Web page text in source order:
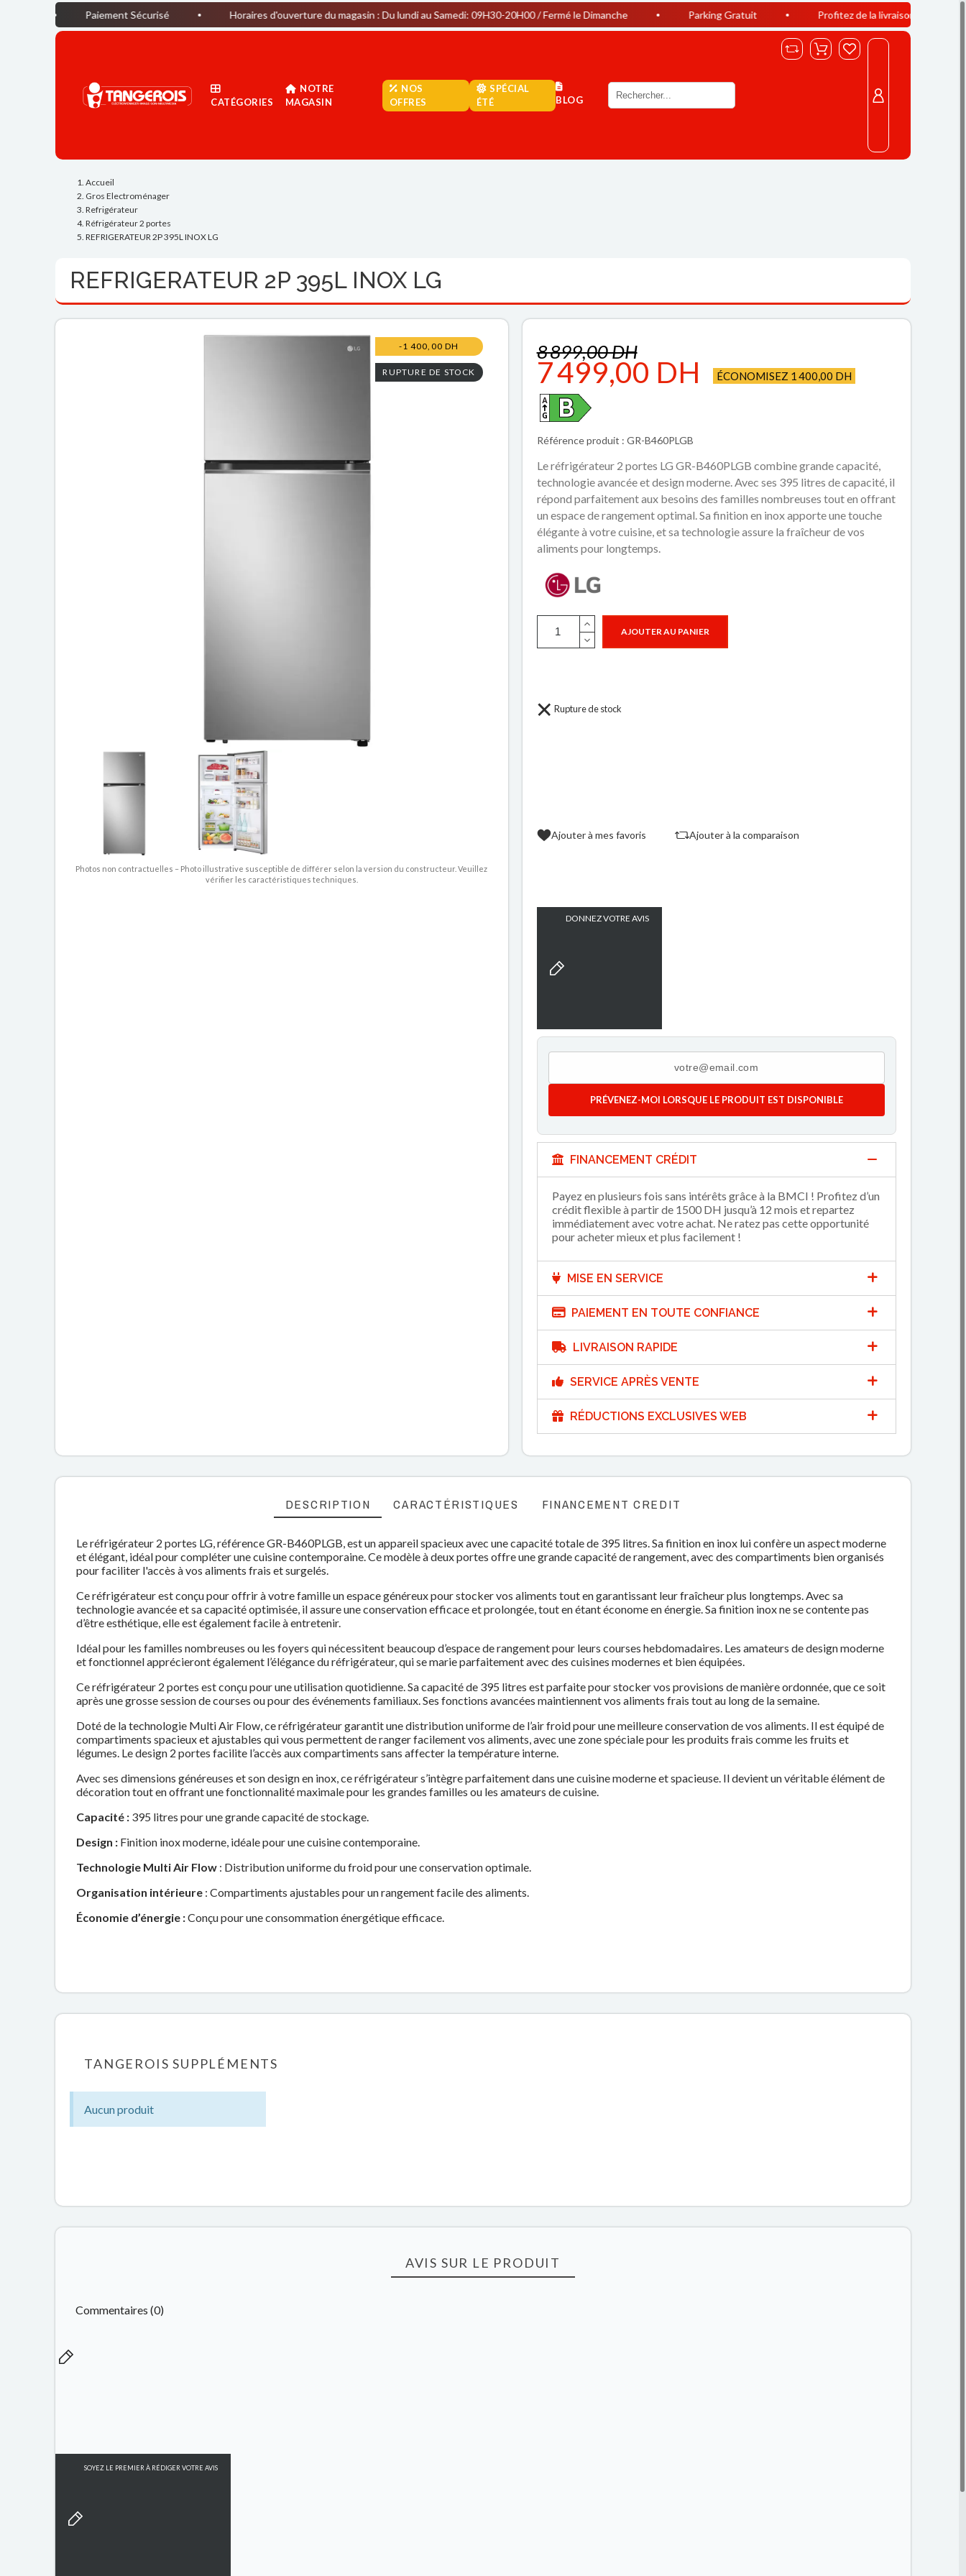
Paiement Sécurisé Horaires d'ouverture du magasin : Du lundi au Samedi: 09H30-20H00 / Fermé le Dimanche Parking Gratuit Profitez de la livraison offerte à Casablanca
CATÉGORIES
NOTRE
MAGASIN
NOS
OFFRES
SPÉCIAL
ÉTÉ
BLOG
Accueil
Gros Electroménager
Refrigérateur
Réfrigérateur 2 portes
REFRIGERATEUR 2P 395L INOX LG
REFRIGERATEUR 2P 395L INOX LG
-1 400,00 DH
RUPTURE DE STOCK
Photos non contractuelles – Photo illustrative susceptible de différer selon la version du constructeur. Veuillez
vérifier les caractéristiques techniques.
8 899,00 DH
7 499,00 DH ÉCONOMISEZ 1 400,00 DH
Référence produit : GR-B460PLGB
Le réfrigérateur 2 portes LG GR-B460PLGB combine grande capacité,
technologie avancée et design moderne. Avec ses 395 litres de capacité, il
répond parfaitement aux besoins des familles nombreuses tout en offrant
un espace de rangement optimal. Sa finition en inox apporte une touche
élégante à votre cuisine, et sa technologie assure la fraîcheur de vos
aliments pour longtemps.
AJOUTER AU PANIER
Rupture de stock
Ajouter à mes favoris Ajouter à la comparaison
DONNEZ VOTRE AVIS
PRÉVENEZ-MOI LORSQUE LE PRODUIT EST DISPONIBLE
FINANCEMENT CRÉDIT
Payez en plusieurs fois sans intérêts grâce à la BMCI ! Profitez d’un
crédit flexible à partir de 1500 DH jusqu’à 12 mois et repartez
immédiatement avec votre achat. Ne ratez pas cette opportunité
pour acheter mieux et plus facilement !
MISE EN SERVICE
PAIEMENT EN TOUTE CONFIANCE
LIVRAISON RAPIDE
SERVICE APRÈS VENTE
RÉDUCTIONS EXCLUSIVES WEB
DESCRIPTION CARACTÉRISTIQUES FINANCEMENT CREDIT
Le réfrigérateur 2 portes LG, référence GR-B460PLGB, est un appareil spacieux avec une capacité totale de 395 litres. Sa finition en inox lui confère un aspect moderne
et élégant, idéal pour compléter une cuisine contemporaine. Ce modèle à deux portes offre une grande capacité de rangement, avec des compartiments bien organisés
pour faciliter l'accès à vos aliments frais et surgelés.
Ce réfrigérateur est conçu pour offrir à votre famille un espace généreux pour stocker vos aliments tout en garantissant leur fraîcheur plus longtemps. Avec sa
technologie avancée et sa capacité optimisée, il assure une conservation efficace et prolongée, tout en étant économe en énergie. Sa finition inox ne se contente pas
d’être esthétique, elle est également facile à entretenir.
Idéal pour les familles nombreuses ou les foyers qui nécessitent beaucoup d’espace de rangement pour leurs courses hebdomadaires. Les amateurs de design moderne
et fonctionnel apprécieront également l’élégance du réfrigérateur, qui se marie parfaitement avec des cuisines modernes et bien équipées.
Ce réfrigérateur 2 portes est conçu pour une utilisation quotidienne. Sa capacité de 395 litres est parfaite pour stocker vos provisions de manière ordonnée, que ce soit
après une grosse session de courses ou pour des événements familiaux. Ses fonctions avancées maintiennent vos aliments frais tout au long de la semaine.
Doté de la technologie Multi Air Flow, ce réfrigérateur garantit une distribution uniforme de l’air froid pour une meilleure conservation de vos aliments. Il est équipé de
compartiments spacieux et ajustables qui vous permettent de ranger facilement vos aliments, avec une zone spéciale pour les produits frais comme les fruits et
légumes. Le design 2 portes facilite l’accès aux compartiments sans affecter la température interne.
Avec ses dimensions généreuses et son design en inox, ce réfrigérateur s’intègre parfaitement dans une cuisine moderne et spacieuse. Il devient un véritable élément de
décoration tout en offrant une fonctionnalité maximale pour les grandes familles ou les amateurs de cuisine.
Capacité : 395 litres pour une grande capacité de stockage.
Design : Finition inox moderne, idéale pour une cuisine contemporaine.
Technologie Multi Air Flow : Distribution uniforme du froid pour une conservation optimale.
Organisation intérieure : Compartiments ajustables pour un rangement facile des aliments.
Économie d’énergie :Conçu pour une consommation énergétique efficace.
TANGEROIS SUPPLÉMENTS
Aucun produit
AVIS SUR LE PRODUIT
Commentaires (0)
SOYEZ LE PREMIER À RÉDIGER VOTRE AVIS